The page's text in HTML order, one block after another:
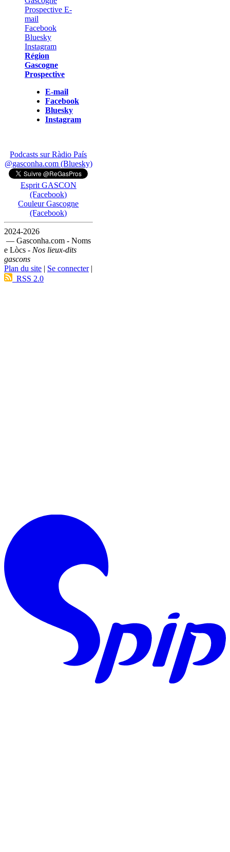
Région
Gascogne
Prospective
E-mail
Facebook
Bluesky
Instagram
Podcasts sur Ràdio País
@gasconha.com (Bluesky)
Esprit GASCON
(Facebook)
Couleur Gascogne
(Facebook)
2024-2026
— Gasconha.com - Noms
e Lòcs - Nos lieux-dits
gascons
Plan du site | Se connecter|
RSS 2.0